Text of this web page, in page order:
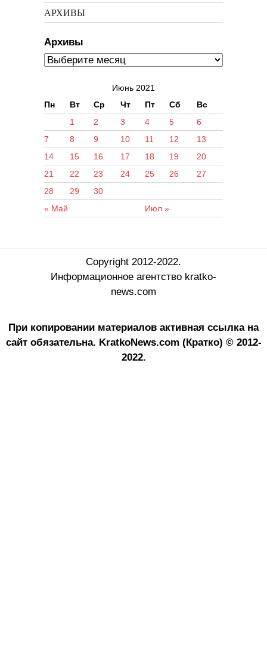
АРХИВЫ
Архивы
Июнь 2021
Пн
Вт Ср Чт Пт Сб Вс
« Май Июл »
1 2 3 4 5
6
7
8 9 10 11 12
13
14
15 16 17 18 19
20
21
22 23 24 25 26
27
28
29 30
Copyright 2012-2022.
Информационное агентство kratko-
news.com
При копировании материалов активная ссылка на
сайт обязательна. KratkoNews.com (Кратко) © 2012-
2022.